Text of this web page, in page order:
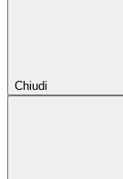
Chiudi